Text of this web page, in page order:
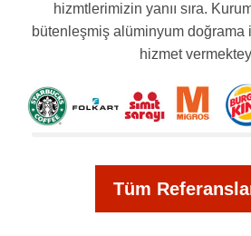
hizmtlerimizin yanıı sıra.
bütenleşmiş alüminyum doğrama
hizmet
Tüm